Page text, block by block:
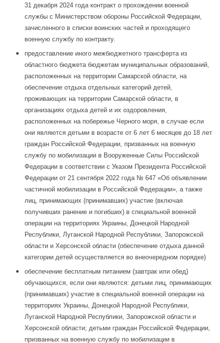
31 декабря 2024 года контракт о прохождении военной
службы с Министерством обороны Российской Федерации,
зачисленного в списки воинских частей и проходящего
военную службу по контракту.
предоставление иного межбюджетного трансферта из
областного бюджета бюджетам муниципальных образований,
расположенных на территории Самарской области, на
обеспечение отдыха отдельных категорий детей,
проживающих на территории Самарской области, в
организациях отдыха детей и их оздоровления,
расположенных на побережье Черного моря, в случае если
они являются детьми в возрасте от 6 лет 6 месяцев до 18 лет
граждан Российской Федерации, призванных на военную
службу по мобилизации в Вооруженные Силы Российской
Федерации в соответствии с Указом Президента Российской
Федерации от 21 сентября 2022 года № 647 «Об объявлении
частичной мобилизации в Российской Федерации», а также
лиц, принимающих (принимавших) участие (включая
получивших ранение и погибших) в специальной военной
операции на территориях Украины, Донецкой Народной
Республики, Луганской Народной Республики, Запорожской
области и Херсонской области (обеспечение отдыха данной
категории детей осуществляется во внеочередном порядке)
обеспечение бесплатным питанием (завтрак или обед)
обучающихся, если они являются: детьми лиц, принимающих
(принимавших) участие в специальной военной операции на
территориях Украины, Донецкой Народной Республики,
Луганской Народной Республики, Запорожской области и
Херсонской области; детьми граждан Российской Федерации,
призванных на военную службу по мобилизации в